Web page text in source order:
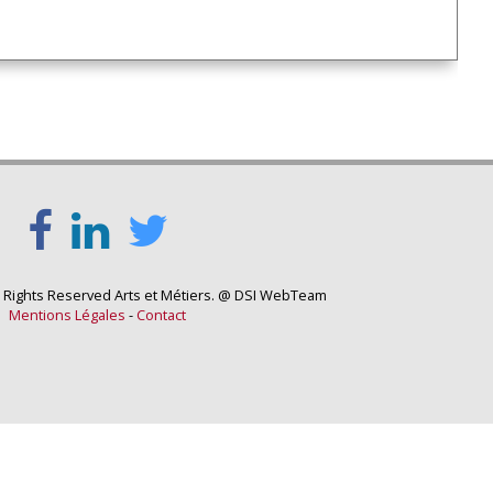
Reserved Arts et Métiers. @ DSI WebTeam
Mentions Légales -Contact